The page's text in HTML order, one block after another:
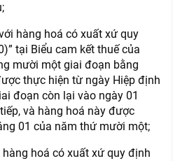
hàng hoá có xuất xứ quy
tại Biểu cam kết thuế của
mười một giai đoạn bằng
thực hiện từ ngày Hiệp định
đoạn còn lại vào ngày 01
và hàng hoá này được
01 của năm thứ mười một;
hoá có xuất xứ quy định